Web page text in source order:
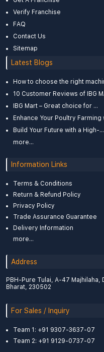
Verify Franchise
FAQ
Contact Us
Sitemap
Latest Blogs
How to choose the right
10 Customer Reviews of IBG
IBG Mart – Great choice for ...
Enhance Your Poultry Farming
Build Your Future with a High-...
more...
Information Links
Terms & Conditions
Return & Refund Policy
Privacy Policy
Trade Assurance Guarantee
Delivery Information
more...
Address
PBH-Pure Tulai, A-47
Bharat, 230502
For Sales / Inquiry
Team 1: +91 9307-3637-07
Team 2: +91 9129-0737-07